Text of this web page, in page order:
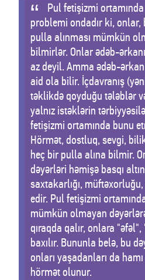
Pul fetişizmi
problemi ondadır ki,
pulla alınması mümkün
bilmirlər. Onlar ədəb-
az deyil. Amma ədəb-ərkan
aid ola bilir. İçdavranış
təklikdə qoyduğu tələblər
yalnız istəklərin
fetişizmi ortamında bunu
Hörmət, dostluq, sevgi,
heç bir pulla alına bilmir.
dəyərləri həmişə basqı
saxtakarlığı,
edir. Pul fetişizmi
mümkün olmayan
qıraqda qalır, onlara
baxılır. Bununla belə, bu
onları yaşadanları da
hörmət olunur.